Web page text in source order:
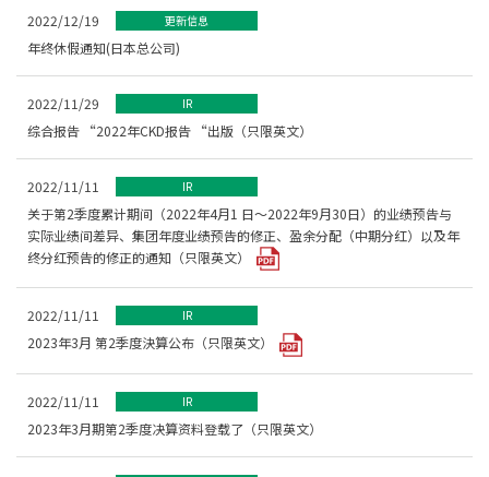
2022/12/19 更新信息
年终休假通知(日本总公司)
2022/11/29 IR
综合报告 “2022年CKD报告 “出版（只限英文）
2022/11/11 IR
关于第2季度累计期间（2022年4月1 日～2022年9月30日）的业绩预告与
实际业绩间差异、集团年度业绩预告的修正、盈余分配（中期分红）以及年
终分红预告的修正的通知（只限英文）
2022/11/11 IR
2023年3月 第2季度決算公布（只限英文）
2022/11/11 IR
2023年3月期第2季度决算资料登载了（只限英文）